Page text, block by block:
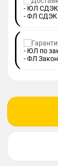
- ЮЛ СДЭК
- ФЛ СДЭК
- ЮЛ по
- ФЛ